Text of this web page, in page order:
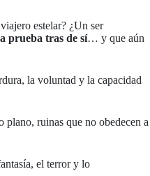
estelar? ¿Un ser
prueba tras de sí… y que aún
la voluntad y la capacidad
plano, ruinas que no obedecen a
el terror y lo